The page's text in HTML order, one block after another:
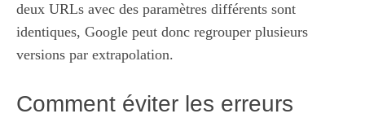
deux URLs avec des paramètres différents sont
identiques, Google peut donc regrouper plusieurs
versions par extrapolation.
Comment éviter les erreurs